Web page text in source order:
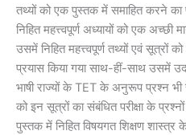
तथ्यों को एक पुस्तक में समाहित करने
निहित महत्त्वपूर्ण अध्यायों को एक अच्छी
उसमें निहित महत्त्वपूर्ण तथ्यों एवं सूत्रों
प्रयास किया गया साथ-हीं-साथ उसमें
भाषी राज्यों के TET के अनुरूप प्रश्न भी
को इन सूत्रों का संबंधित परीक्षा के
पुस्तक में निहित विषयगत शिक्षण